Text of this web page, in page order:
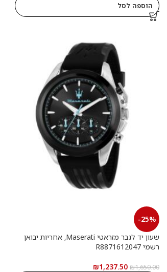
הוספה לסל
-25%
שעון יד לגבר מזראטי Maserati, אחריות יבואן
רשמי R8871612047
₪1,650.00
₪1,237.50